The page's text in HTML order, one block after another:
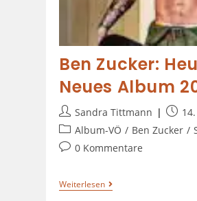
Ben Zucker:
Neues Album
Sandra Tittmann
Album-VÖ / Ben Zucker /
0 Kommentare
Weiterlesen